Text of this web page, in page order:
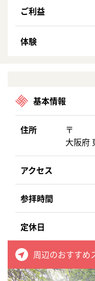
ご利益
体験
基本情報
住所
〒
大阪府
アクセス
参拝時間
定休日
周辺のおすすめ